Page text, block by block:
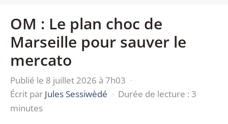
OM : Le plan choc de
Marseille pour sauver le
mercato
Publié le 8 juillet 2026 à 7h03 ·
Écrit par Jules Sessiwèdé · Durée de lecture : 3
minutes